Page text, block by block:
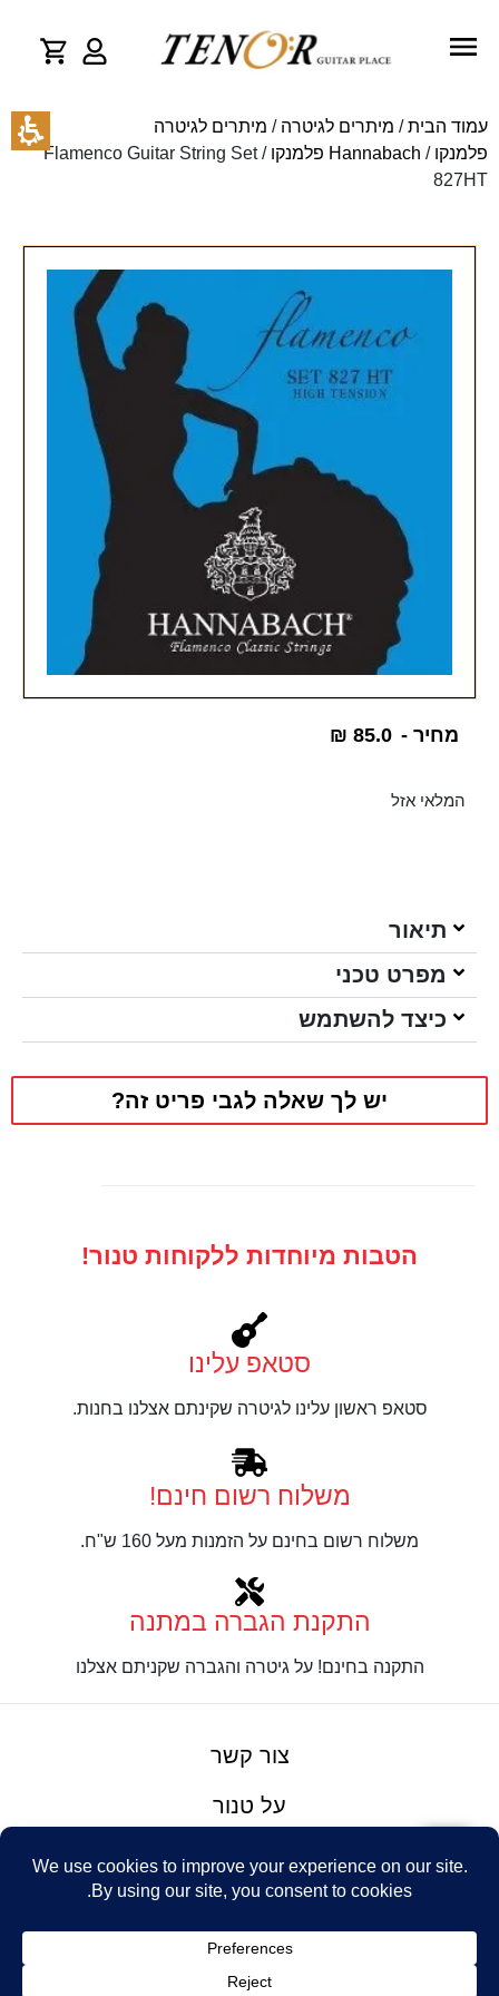
עמוד הבית/ מיתרים לגיטרה / מיתרים לגיטרה
פלמנקו / Hannabach פלמנקו
/ Flamenco Guitar String Set
827HT
מחיר - ₪ 85.0
המלאי אזל
תיאור
מפרט טכני
כיצד להשתמש
יש לך שאלה לגבי פריט זה?
הטבות מיוחדות ללקוחות טנור!
סטאפ עלינו
סטאפ ראשון עלינו לגיטרה שקינתם אצלנו בחנות.
משלוח רשום חינם!
משלוח רשום בחינם על הזמנות מעל 160 ש"ח.
התקנת הגברה במתנה
התקנה בחינם! על גיטרה והגברה שקניתם אצלנו
צור קשר
על טנור
תנאים והגבלות
© Tenor Music
Ltd
Design: Eshel
Haim